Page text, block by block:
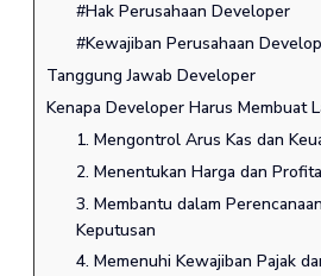
#Hak Perusahaan Developer
#Kewajiban Perusahaan
Tanggung Jawab Developer
Kenapa Developer Harus Membuat
1. Mengontrol Arus Kas dan
2. Menentukan Harga dan
3. Membantu dalam
Keputusan
4. Memenuhi Kewajiban Pajak